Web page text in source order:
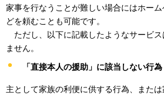
家事を行なうことが難しい場合にはホー
どを頼むことも可能です。
ただし
、以下に記載したようなサービ
ません。
「直接本人の援助」に該当しない行為
主として家族の利便に供する行為、また